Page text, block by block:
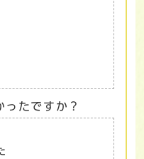
ったですか？